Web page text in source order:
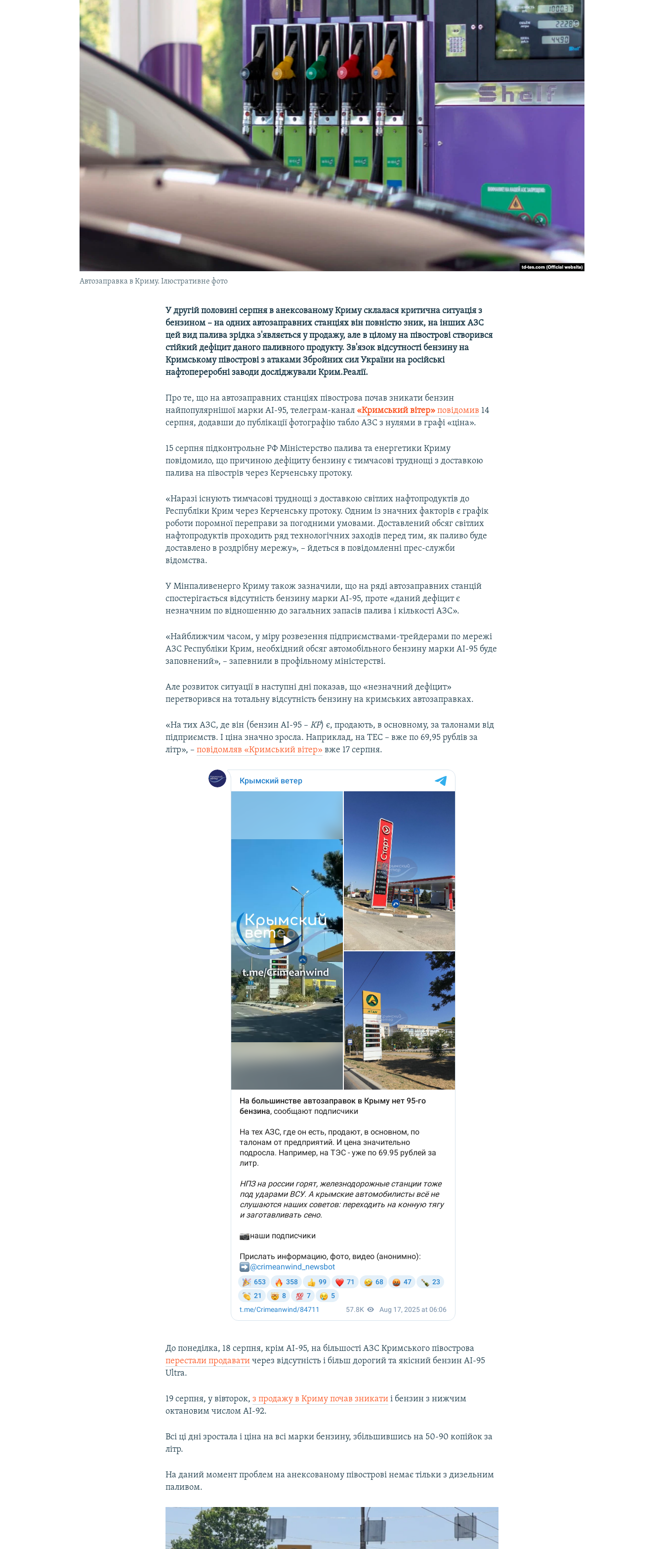
УКРАЇНСЬКА ПРОБЛЕМА КРИМУ
Автозаправка в Криму. Ілюстративне фото
У другій половині серпня в анексованому Криму склалася критична ситуація з
бензином – на одних автозаправних станціях він повністю зник, на інших АЗС
цей вид палива зрідка з'являється у продажу, але в цілому на півострові створився
стійкий дефіцит даного паливного продукту. Зв'язок відсутності бензину на
Кримському півострові з атаками Збройних сил України на російські
нафтопереробні заводи досліджували Крим.Реалії.
Про те, що на автозаправних станціях півострова почав зникати бензин
найпопулярнішої марки АІ-95, телеграм-канал «Кримський вітер» повідомив 14
серпня, додавши до публікації фотографію табло АЗС з нулями в графі «ціна».
15 серпня підконтрольне РФ Міністерство палива та енергетики Криму
повідомило, що причиною дефіциту бензину є тимчасові труднощі з доставкою
палива на півострів через Керченську протоку.
«Наразі існують тимчасові труднощі з доставкою світлих нафтопродуктів до
Республіки Крим через Керченську протоку. Одним із значних факторів є графік
роботи поромної переправи за погодними умовами. Доставлений обсяг світлих
нафтопродуктів проходить ряд технологічних заходів перед тим, як паливо буде
доставлено в роздрібну мережу», – йдеться в повідомленні прес-служби
відомства.
У Мінпаливенерго Криму також зазначили, що на ряді автозаправних станцій
спостерігається відсутність бензину марки АІ-95, проте «даний дефіцит є
незначним по відношенню до загальних запасів палива і кількості АЗС».
«Найближчим часом, у міру розвезення підприємствами-трейдерами по мережі
АЗС Республіки Крим, необхідний обсяг автомобільного бензину марки АІ-95 буде
заповнений», – запевнили в профільному міністерстві.
Але розвиток ситуації в наступні дні показав, що «незначний дефіцит»
перетворився на тотальну відсутність бензину на кримських автозаправках.
«На тих АЗС, де він (бензин АІ-95 –КР) є, продають, в основному, за талонами від
підприємств. І ціна значно зросла. Наприклад, на ТЕС – вже по 69,95 рублів за
літр», –повідомляв «Кримський вітер» вже 17 серпня.
До понеділка, 18 серпня, крім АІ-95, на більшості АЗС Кримського півострова
перестали продавати через відсутність і більш дорогий та якісний бензин АІ-95
Ultra.
19 серпня, у вівторок,з продажу в Криму почав зникати і бензин з нижчим
октановим числом АІ-92.
Всі ці дні зростала і ціна на всі марки бензину, збільшившись на 50-90 копійок за
літр.
На даний момент проблем на анексованому півострові немає тільки з дизельним
паливом.